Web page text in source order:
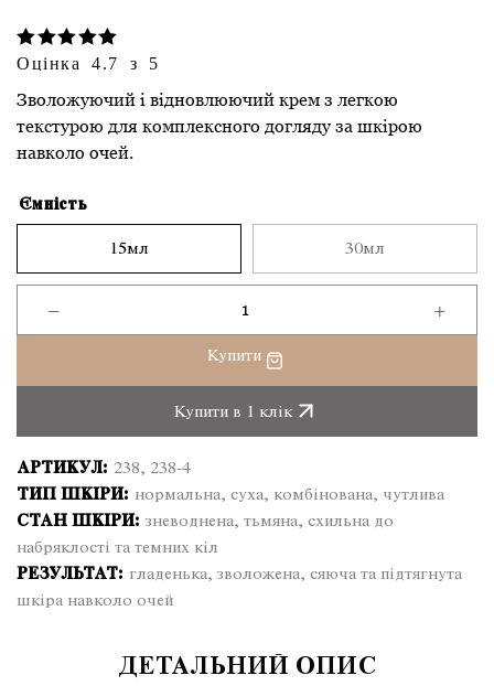
Оцінка 4.7 з 5
Зволожуючий і відновлюючий крем з легкою
текстурою для комплексного догляду за шкірою
навколо очей.
Ємність
15мл 30мл
−
Зволожуючий
крем
для
зони
«Вітамін
C
білі
+
Купити
Купити в 1 клік
АРТИКУЛ: 238, 238-4
ТИП ШКІРИ: нормальна, суха, комбінована, чутлива
СТАН ШКІРИ: зневоднена, тьмяна, схильна до
набряклості та темних кіл
РЕЗУЛЬТАТ: гладенька, зволожена, сяюча та підтягнута
шкіра навколо очей
ДЕТАЛЬНИЙ ОПИС